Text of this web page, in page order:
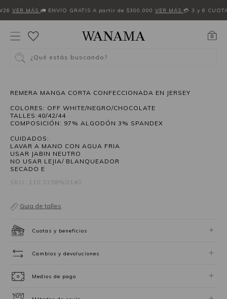
VER MÁS 🚛 ENVÍO GRATIS A partir de $300.000 VER MÁS 💳 3 y 6
0
¿Qué estás buscando?
REMERA MANGA CORTA CONFECCIONADA EN JERSEY
COLORES: OFF WHITE/NEGRO/CHOCOLATE
TALLES:40/42/44
COMPOSICIÓN: 97% ALGODÓN 3% SPANDEX
CUIDADOS:
LAVAR A MANO CON AGUA FRIA
USAR JABIN NEUTRO
NO USAR LEJIA/ BLANQUEADOR
SECADO E
SKU: 110.3298%0140
Guia de talles
Cuotas y beneficios
Cambios y devoluciones
Medios de pago